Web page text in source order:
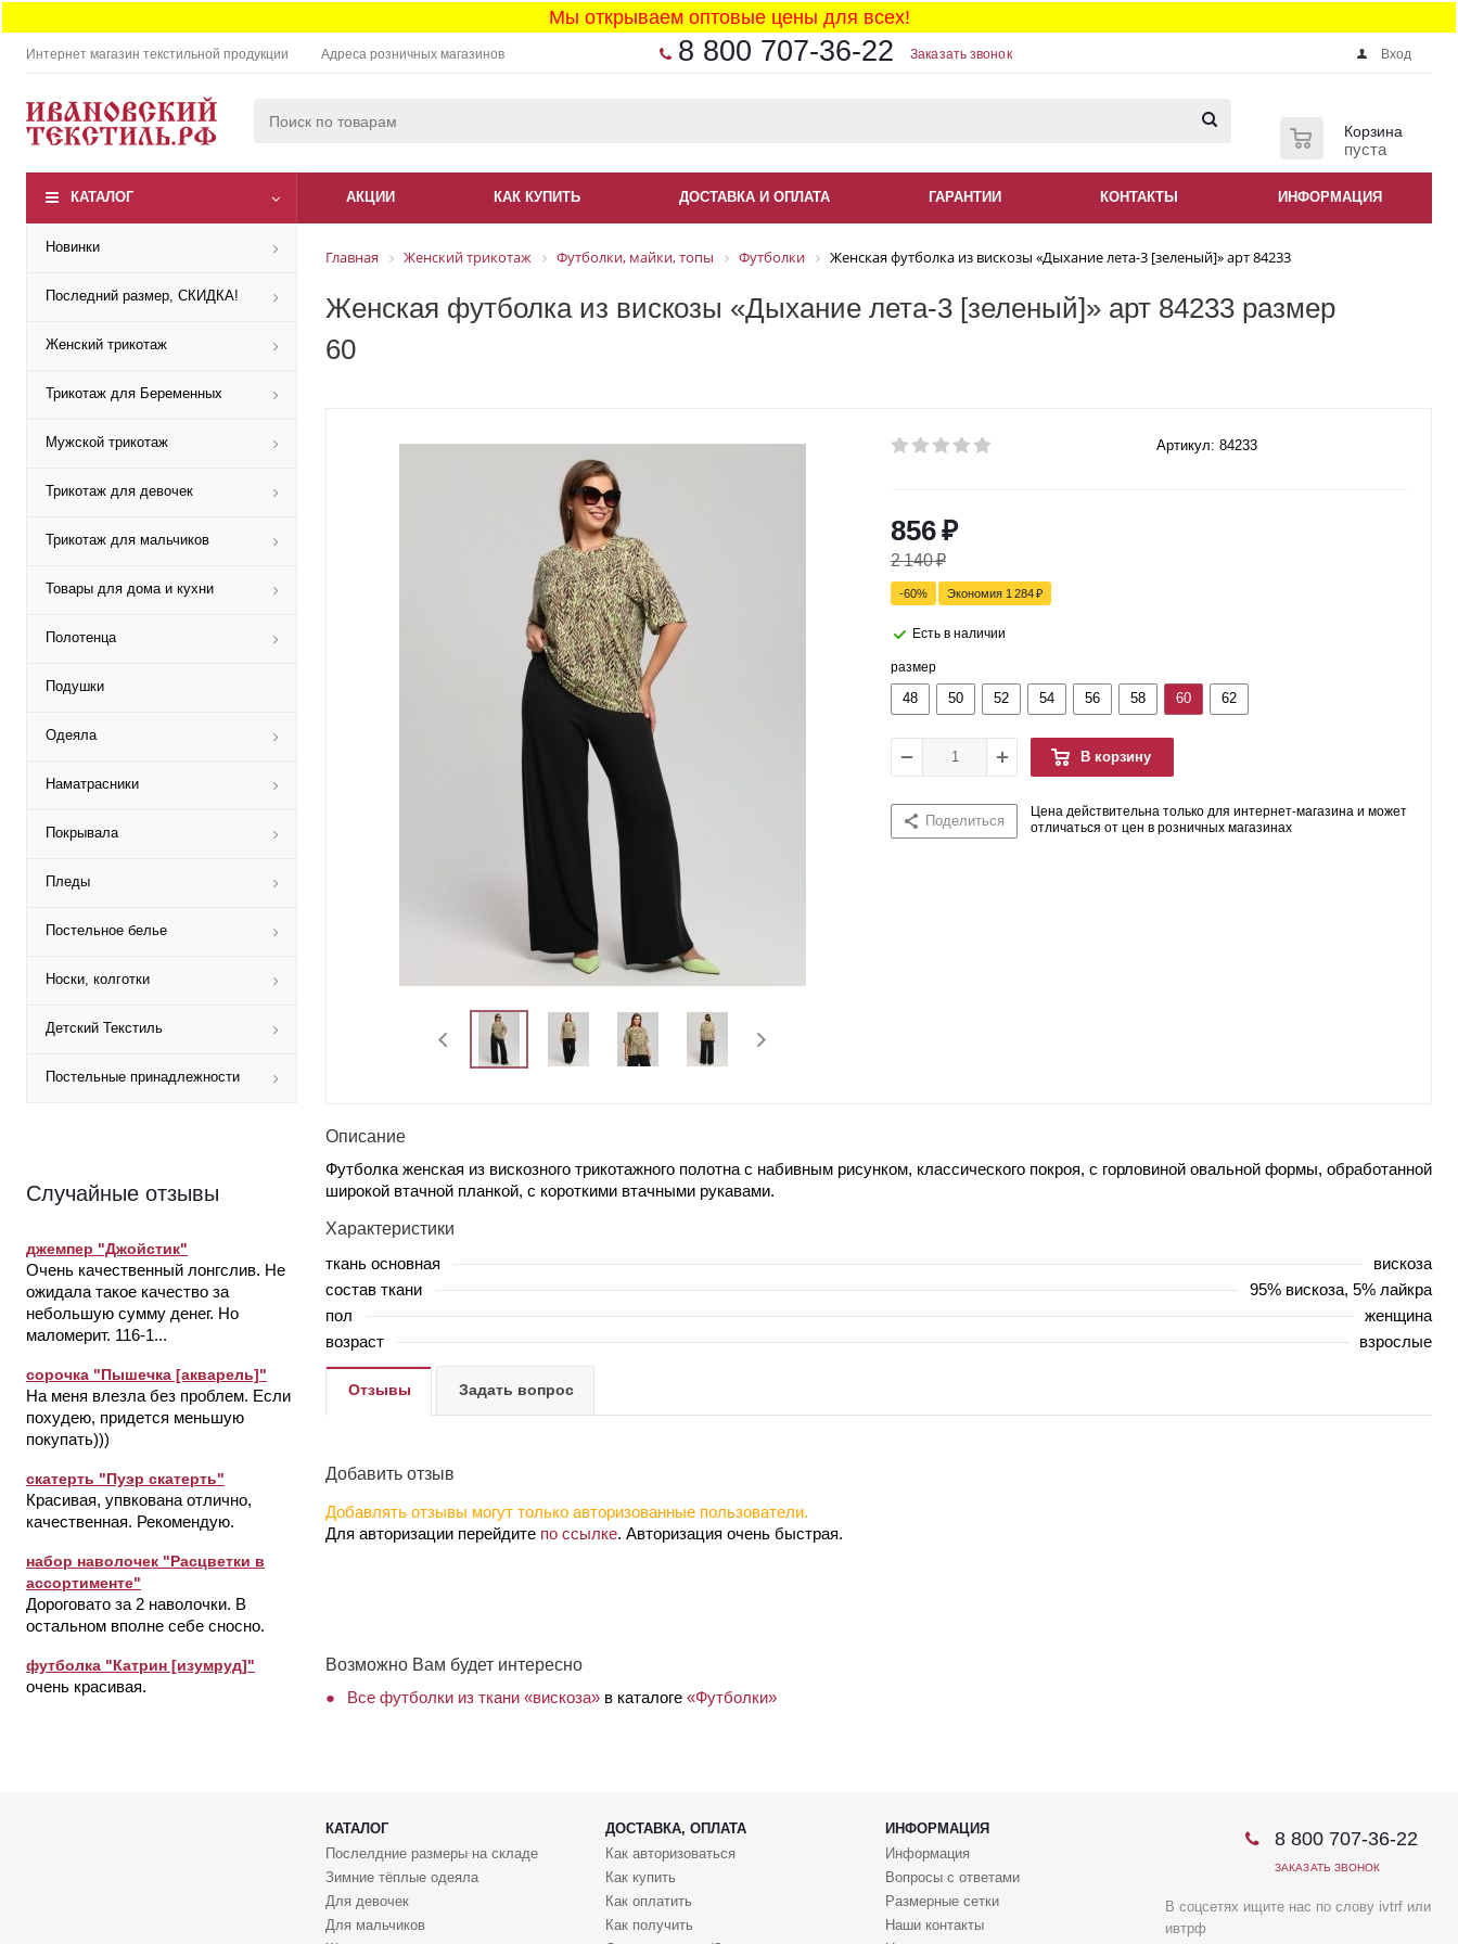
Мы открываем оптовые цены для всех!
Интернет магазин текстильной продукции Адреса розничных магазинов 8 800 707-36-22 Заказать звонок Вход
Корзина
пуста
КАТАЛОГ АКЦИИ КАК КУПИТЬ ДОСТАВКА И ОПЛАТА ГАРАНТИИ КОНТАКТЫ ИНФОРМАЦИЯ
Новинки
Последний размер, СКИДКА!
Женский трикотаж
Трикотаж для Беременных
Мужской трикотаж
Трикотаж для девочек
Трикотаж для мальчиков
Товары для дома и кухни
Полотенца
Подушки
Одеяла
Наматрасники
Покрывала
Пледы
Постельное белье
Носки, колготки
Детский Текстиль
Постельные принадлежности
Случайные отзывы
джемпер "Джойстик"
Очень качественный лонгслив. Не
ожидала такое качество за
небольшую сумму денег. Но
маломерит. 116-1...
сорочка "Пышечка [акварель]"
На меня влезла без проблем. Если
похудею, придется меньшую
покупать)))
скатерть "Пуэр скатерть"
Красивая, упвкована отлично,
качественная. Рекомендую.
набор наволочек "Расцветки в
ассортименте"
Дороговато за 2 наволочки. В
остальном вполне себе сносно.
футболка "Катрин [изумруд]"
очень красивая.
Главная Женский трикотаж Футболки, майки, топы Футболки Женская футболка из вискозы «Дыхание лета-3 [зеленый]» арт 84233
Женская футболка из вискозы «Дыхание лета-3 [зеленый]» арт 84233 размер
60
Артикул: 84233
856₽
2 140₽
-60% Экономия 1 284₽
Есть в наличии
размер
48 50 52 54 56 58 60 62
В корзину
Поделиться
Цена действительна только для интернет-магазина и может
отличаться от цен в розничных магазинах
Описание
Футболка женская из вискозного трикотажного полотна с набивным рисунком, классического покроя, с горловиной овальной формы, обработанной
широкой втачной планкой, с короткими втачными рукавами.
Характеристики
ткань основная
вискоза
состав ткани
95% вискоза, 5% лайкра
пол
женщина
возраст
взрослые
Отзывы Задать вопрос
Добавить отзыв
Добавлять отзывы могут только авторизованные пользователи.
Для авторизации перейдите по ссылке. Авторизация очень быстрая.
Возможно Вам будет интересно
Все футболки из ткани «вискоза» в каталоге «Футболки»
КАТАЛОГ ДОСТАВКА, ОПЛАТА
ИНФОРМАЦИЯ
Послелдние размеры на складе
Зимние тёплые одеяла
Для девочек
Для мальчиков
Как авторизоваться
Как купить
Как оплатить
Как получить
Информация
Вопросы с ответами
Размерные сетки
Наши контакты
8 800 707-36-22
ЗАКАЗАТЬ ЗВОНОК
В соцсетях ищите нас по слову ivtrf или
ивтрф